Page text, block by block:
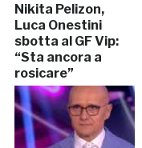
Nikita Pelizon,
Luca Onestini
sbotta al GF Vip:
“Sta ancora a
rosicare”